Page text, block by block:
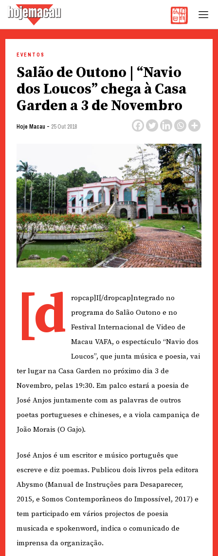
content
EVENTOS
Salão de Outono | “Navio
dos Loucos” chega à Casa
Garden a 3 de Novembro
Hoje Macau - 25 Out 2018
[d
ropcap]I[/dropcap]ntegrado no
programa do Salão Outono e no
Festival Internacional de Video de
Macau VAFA, o espectáculo “Navio dos
Loucos”, que junta música e poesia, vai
ter lugar na Casa Garden no próximo dia 3 de
Novembro, pelas 19:30. Em palco estará a poesia de
José Anjos juntamente com as palavras de outros
poetas portugueses e chineses, e a viola campaniça de
João Morais (O Gajo).
José Anjos é um escritor e músico português que
escreve e diz poemas. Publicou dois livros pela editora
Abysmo (Manual de Instruções para Desaparecer,
2015, e Somos Contemporâneos do Impossível, 2017) e
tem participado em vários projectos de poesia
musicada e spokenword, indica o comunicado de
imprensa da organização.